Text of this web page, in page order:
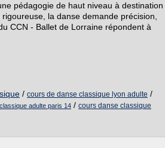
pédagogie de haut niveau à destination
la danse demande précision,
CCN - Ballet de Lorraine répondent à
/ cours de danse classique lyon adulte /
adulte paris 14 / cours danse classique